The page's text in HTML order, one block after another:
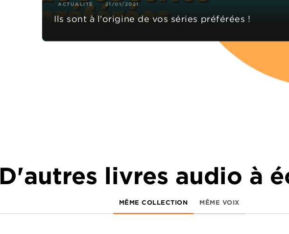
ACTUALITÉ 21/01/2021
Ils sont à l'origine de vos séries préférées !
D'autres livres audio à
MÊME COLLECTION MÊME VOIX